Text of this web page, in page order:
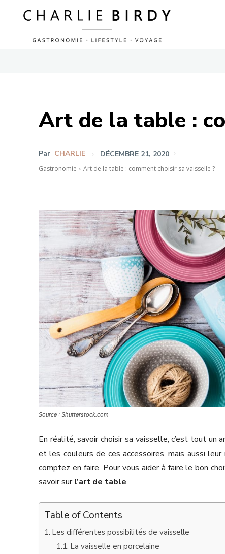
Art de la table :
Par CHARLIE DÉCEMBRE 21, 2020
Gastronomie Art de la table : comment choisir sa vaisselle ?
Source : Shutterstock.com
En réalité, savoir choisir sa vaisselle, c’est tout
et les couleurs de ces accessoires, mais aussi
comptez en faire. Pour vous aider à faire le bon
savoir surl’art de table.
Table of Contents
Les différentes possibilités de vaisselle
La vaisselle en porcelaine